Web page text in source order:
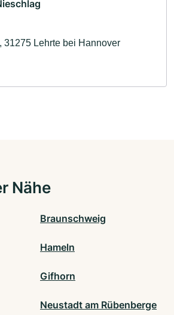
31275 Lehrte bei Hannover
Nähe
Braunschweig
Hameln
Gifhorn
Neustadt am Rübenberge